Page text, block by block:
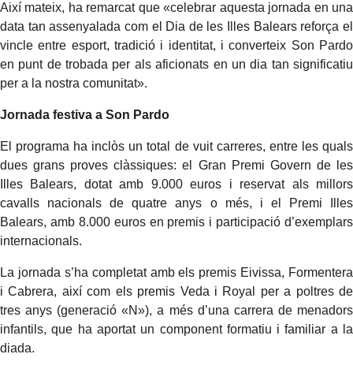
Així mateix, ha remarcat que «celebrar aquesta jornada en una
data tan assenyalada com el Dia de les Illes Balears reforça el
vincle entre esport, tradició i identitat, i converteix Son Pardo
en punt de trobada per als aficionats en un dia tan significatiu
per a la nostra comunitat».
Jornada festiva a Son Pardo
El programa ha inclòs un total de vuit carreres, entre les quals
dues grans proves clàssiques: el Gran Premi Govern de les
Illes Balears, dotat amb 9.000 euros i reservat als millors
cavalls nacionals de quatre anys o més, i el Premi Illes
Balears, amb 8.000 euros en premis i participació d’exemplars
internacionals.
La jornada s’ha completat amb els premis Eivissa, Formentera
i Cabrera, així com els premis Veda i Royal per a poltres de
tres anys (generació «N»), a més d’una carrera de menadors
infantils, que ha aportat un component formatiu i familiar a la
diada.